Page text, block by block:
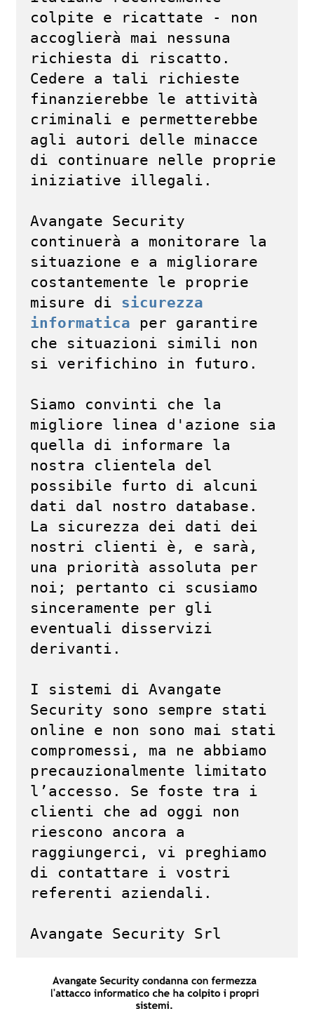
colpite e ricattate - non
accoglierà mai nessuna
richiesta di riscatto.
Cedere a tali richieste
finanzierebbe le attività
criminali e permetterebbe
agli autori delle minacce
di continuare nelle proprie
iniziative illegali.
Avangate Security
continuerà a monitorare la
situazione e a migliorare
costantemente le proprie
misure di sicurezza
informatica per garantire
che situazioni simili non
si verifichino in futuro.
Siamo convinti che la
migliore linea d'azione sia
quella di informare la
nostra clientela del
possibile furto di alcuni
dati dal nostro database.
La sicurezza dei dati dei
nostri clienti è, e sarà,
una priorità assoluta per
noi; pertanto ci scusiamo
sinceramente per gli
eventuali disservizi
derivanti.
I sistemi di Avangate
Security sono sempre stati
online e non sono mai stati
compromessi, ma ne abbiamo
precauzionalmente limitato
l’accesso. Se foste tra i
clienti che ad oggi non
riescono ancora a
raggiungerci, vi preghiamo
di contattare i vostri
referenti aziendali.